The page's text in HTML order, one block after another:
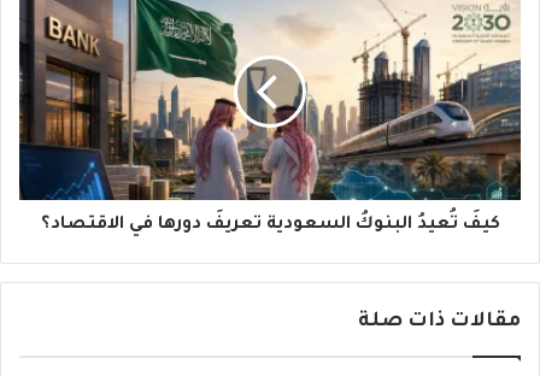
تُعيدُ
البنوكُ
السعودية
تعريفَ
دورها
في
الاقتصاد؟
كيفَ تُعيدُ البنوكُ السعودية تعريفَ دورها في الاقتصاد؟
مقالات ذات صلة